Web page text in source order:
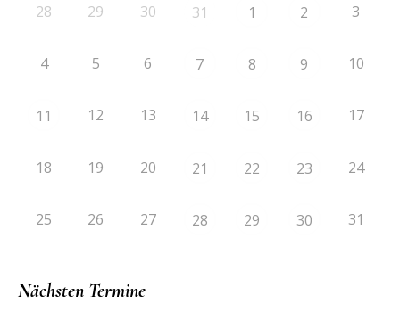
28 29 30 31 1 2 3
4 5 6 7 8 9 10
11 12 13 14 15 16 17
18 19 20 21 22 23 24
25 26 27 28 29 30 31
Nächsten Termine